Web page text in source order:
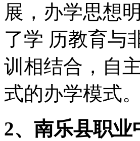
展，办学思想
了学 历教育与
训相结合，自
式的办学模式。
2、南乐县职业